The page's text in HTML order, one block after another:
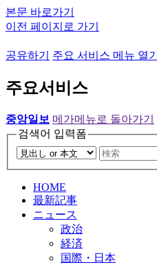
본문 바로가기
이전 페이지로 가기
공유하기 주요 서비스 메뉴 열기
주요서비스
중앙일보 메가메뉴로 돌아가기
검색어 입력폼
HOME
最新記事
ニュース
政治
経済
国際・日本